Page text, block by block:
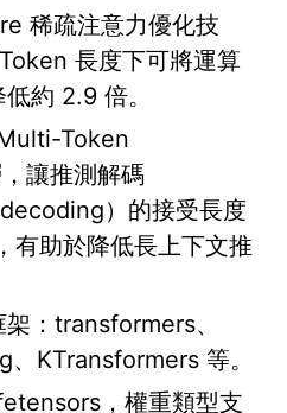
稀疏注意力優化技
長度下可將運算
約 2.9 倍。
Token
讓推測解碼
）的接受長度
有助於降低長上下文推
：transformers、
KTransformers 等。
，權重類型支